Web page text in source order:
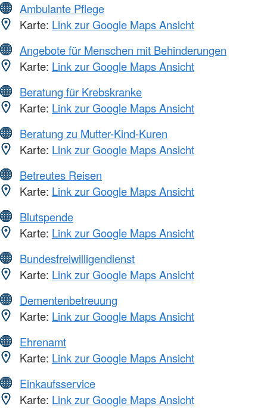
Ambulante Pflege
Karte: Link zur Google Maps Ansicht
Angebote für Menschen mit Behinderungen
Karte: Link zur Google Maps Ansicht
Beratung für Krebskranke
Karte: Link zur Google Maps Ansicht
Beratung zu Mutter-Kind-Kuren
Karte: Link zur Google Maps Ansicht
Betreutes Reisen
Karte: Link zur Google Maps Ansicht
Blutspende
Karte: Link zur Google Maps Ansicht
Bundesfreiwilligendienst
Karte: Link zur Google Maps Ansicht
Dementenbetreuung
Karte: Link zur Google Maps Ansicht
Ehrenamt
Karte: Link zur Google Maps Ansicht
Einkaufsservice
Karte: Link zur Google Maps Ansicht